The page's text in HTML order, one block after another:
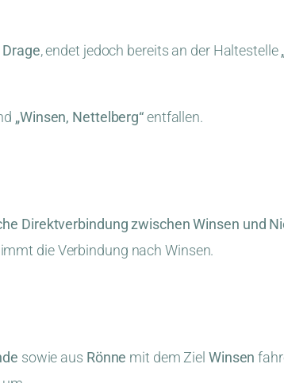
Drage, endet jedoch bereits an der Haltestelle
„Winsen, Nettelberg“entfallen.
Direktverbindung zwischen Winsen und
die Verbindung nach Winsen.
sowie aus Rönne mit dem Ziel Winsen